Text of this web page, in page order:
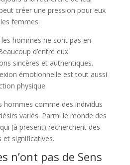
créer une pression pour eux
femmes.
hommes ne sont pas en
d’entre eux
sincères et authentiques.
émotionnelle est tout aussi
physique.
hommes comme des individus
variés. Parmi le monde des
(à present) recherchent des
significatives.
n’ont pas de Sens